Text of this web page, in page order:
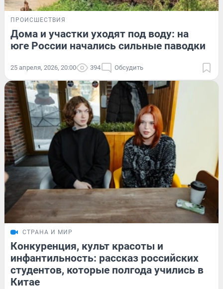
ПРОИСШЕСТВИЯ
Дома и участки уходят под воду: на
юге России начались сильные паводки
25 апреля, 2026, 20:00 394 Обсудить
СТРАНА И МИР
Конкуренция, культ красоты и
инфантильность: рассказ российских
студентов, которые полгода учились в
Китае